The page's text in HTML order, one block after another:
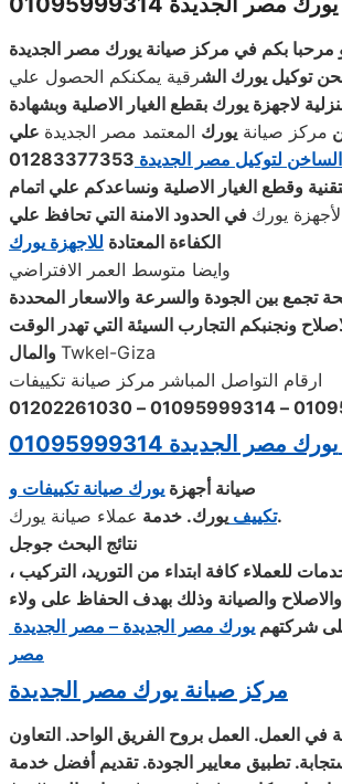
مرحبا بكم في مركز صيانة يورك مصر الجديدة
توكيل يورك الشرقية يمكنكم الحصول علي
لاجهزة يورك بقطع الغيار الاصلية وبشهادة
مركز صيانة يورك المعتمد مصر الجديدة علي
لتوكيل مصر الجديدة 01283377353
وقطع الغيار الاصلية ونساعدكم علي اتمام
لأجهزة يورك في الحدود الامنة التي تحافظ علي
الكفاءة المعتادة للاجهزة يورك
وايضا متوسط العمر الافتراضي
تجمع بين الجودة والسرعة والاسعار المحددة
ونجنبكم التجارب السيئة التي تهدر الوقت
والمال Twkel-Giza
ارقام التواصل المباشر مركز صيانة تكييفات
يورك مصر الجديدة
صيانة أجهزة يورك صيانة تكييفات و
تكييف يورك. خدمة عملاء صيانة يورك
.
نتائج البحث جوجل
للعملاء كافة ابتداء من التوريد، التركيب ،
والصيانة وذلك بهدف الحفاظ على ولاء
شركتهم يورك مصر الجديدة – مصر الجديدة
مصر
مركز صيانة يورك مصر الجديدة
في العمل. العمل بروح الفريق الواحد. التعاون
تطبيق معايير الجودة. تقديم أفضل خدمة